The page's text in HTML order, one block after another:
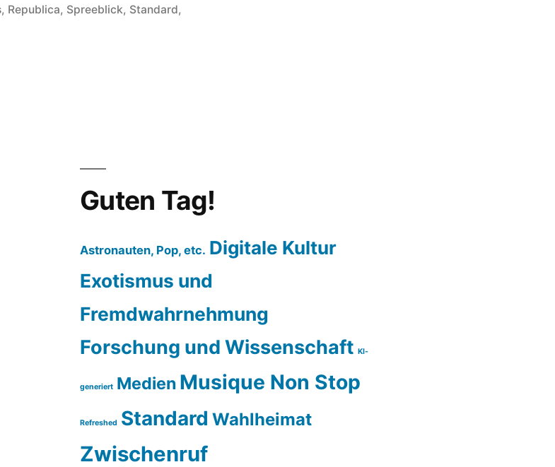
, Republica, Spreeblick, Standard,
Guten Tag!
Astronauten, Pop, etc. Digitale Kultur
Exotismus und
Fremdwahrnehmung
Forschung und Wissenschaft KI-
generiert Medien Musique Non Stop
Refreshed Standard Wahlheimat
Zwischenruf